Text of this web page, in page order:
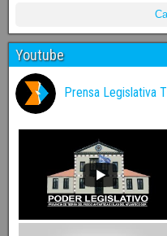
Youtube
Prensa Legislativa